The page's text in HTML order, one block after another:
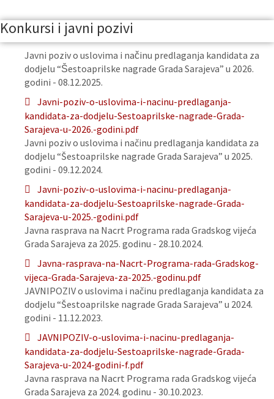
Konkursi i javni pozivi
Javni poziv o uslovima i načinu predlaganja kandidata za
dodjelu “Šestoaprilske nagrade Grada Sarajeva” u 2026.
godini - 08.12.2025.
Javni-poziv-o-uslovima-i-nacinu-predlaganja-
kandidata-za-dodjelu-Sestoaprilske-nagrade-Grada-
Sarajeva-u-2026.-godini.pdf
Javni poziv o uslovima i načinu predlaganja kandidata za
dodjelu “Šestoaprilske nagrade Grada Sarajeva” u 2025.
godini - 09.12.2024.
Javni-poziv-o-uslovima-i-nacinu-predlaganja-
kandidata-za-dodjelu-Sestoaprilske-nagrade-Grada-
Sarajeva-u-2025.-godini.pdf
Javna rasprava na Nacrt Programa rada Gradskog vijeća
Grada Sarajeva za 2025. godinu - 28.10.2024.
Javna-rasprava-na-Nacrt-Programa-rada-Gradskog-
vijeca-Grada-Sarajeva-za-2025.-godinu.pdf
JAVNIPOZIV o uslovima i načinu predlaganja kandidata za
dodjelu “Šestoaprilske nagrade Grada Sarajeva” u 2024.
godini - 11.12.2023.
JAVNIPOZIV-o-uslovima-i-nacinu-predlaganja-
kandidata-za-dodjelu-Sestoaprilske-nagrade-Grada-
Sarajeva-u-2024-godini-f.pdf
Javna rasprava na Nacrt Programa rada Gradskog vijeća
Grada Sarajeva za 2024. godinu - 30.10.2023.